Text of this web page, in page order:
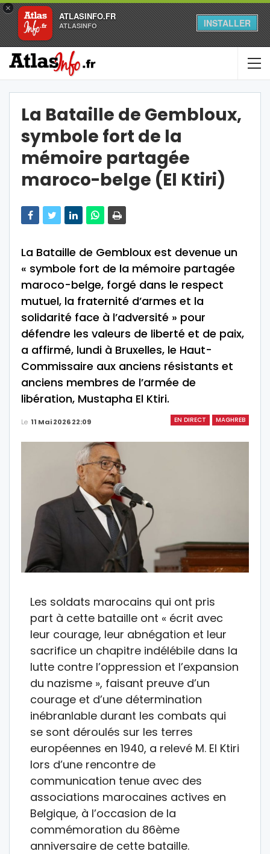
×
ATLASINFO.FR
ATLASINFO INSTALLER
La Bataille de Gembloux,
symbole fort de la
mémoire partagée
maroco-belge (El Ktiri)
La Bataille de Gembloux est devenue un
« symbole fort de la mémoire partagée
maroco-belge, forgé dans le respect
mutuel, la fraternité d’armes et la
solidarité face à l’adversité » pour
défendre les valeurs de liberté et de paix,
a affirmé, lundi à Bruxelles, le Haut-
Commissaire aux anciens résistants et
anciens membres de l’armée de
libération, Mustapha El Ktiri.
EN DIRECT MAGHREB
Le 11 Mai 2026 22:09
Les soldats marocains qui ont pris
part à cette bataille ont « écrit avec
leur courage, leur abnégation et leur
sacrifice un chapitre indélébile dans la
lutte contre l’oppression et l’expansion
du nazisme », faisant preuve d’un
courage et d’une détermination
inébranlable durant les combats qui
se sont déroulés sur les terres
européennes en 1940, a relevé M. El Ktiri
lors d’une rencontre de
communication tenue avec des
associations marocaines actives en
Belgique, à l’occasion de la
commémoration du 86ème
anniversaire de cette bataille.